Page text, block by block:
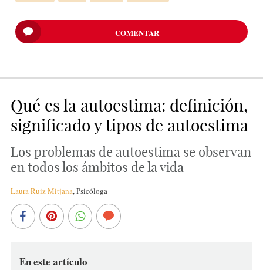
COMENTAR
Qué es la autoestima: definición,
significado y tipos de autoestima
Los problemas de autoestima se observan
en todos los ámbitos de la vida
Laura Ruiz Mitjana,Psicóloga
En este artículo